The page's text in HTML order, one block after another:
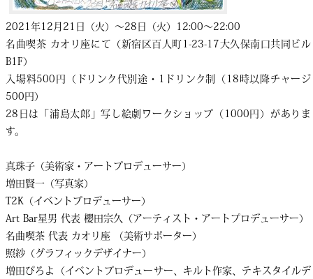
2021年12月21日（火）〜28日（火）12:00〜22:00
名曲喫茶 カオリ座にて（新宿区百人町1-23-17大久保南口共同ビル
B1F）
入場料500円（ドリンク代別途・1ドリンク制（18時以降チャージ
500円）
28日は「浦島太郎」写し絵劇ワークショップ（1000円）がありま
す。
真珠子（美術家・アートプロデューサー）
増田賢一（写真家）
T2K（イベントプロデューサー）
Art Bar星男 代表 櫻田宗久（アーティスト・アートプロデューサー）
名曲喫茶 代表 カオリ座 （美術サポーター）
照紗（グラフィックデザイナー）
増田ぴろよ（イベントプロデューサー、キルト作家、テキスタイルデ